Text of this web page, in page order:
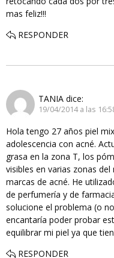
mas feliz!!!
RESPONDER
TANIA dice:
19/04/2014 a las
Hola tengo 27 años piel
adolescencia con acné.
grasa en la zona T, los
visibles en varias zonas
marcas de acné. He
de perfumería y de
solucione el problema (o
encantaría poder probar
equilibrar mi piel ya que
RESPONDER